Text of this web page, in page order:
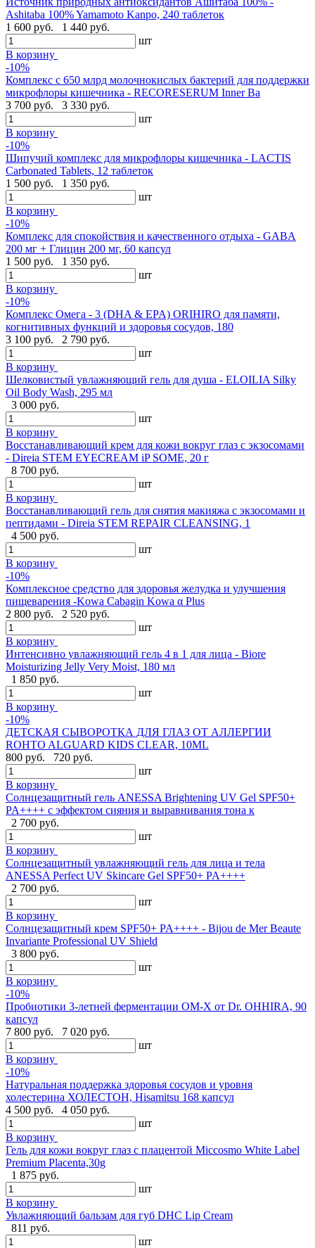
Ashitaba 100% Yamamoto Kanpo, 240 таблеток
1 600 руб.
1 440 руб.
шт
В корзину
-10%
Комплекс с 650 млрд молочнокислых бактерий для поддержки
микрофлоры кишечника - RECORESERUM Inner Ba
3 700 руб.
3 330 руб.
шт
В корзину
-10%
Шипучий комплекс для микрофлоры кишечника - LACTIS
Carbonated Tablets, 12 таблеток
1 500 руб.
1 350 руб.
шт
В корзину
-10%
Комплекс для спокойствия и качественного отдыха - GABA
200 мг + Глицин 200 мг, 60 капсул
1 500 руб.
1 350 руб.
шт
В корзину
-10%
Комплекс Омега - 3 (DHA & EPA) ORIHIRO для памяти,
когнитивных функций и здоровья сосудов, 180
3 100 руб.
2 790 руб.
шт
В корзину
Шелковистый увлажняющий гель для душа - ELOILIA Silky
Oil Body Wash, 295 мл
3 000 руб.
шт
В корзину
Восстанавливающий крем для кожи вокруг глаз с экзосомами
- Direia STEM EYECREAM iP SOME, 20 г
8 700 руб.
шт
В корзину
Восстанавливающий гель для снятия макияжа с экзосомами и
пептидами - Direia STEM REPAIR CLEANSING, 1
4 500 руб.
шт
В корзину
-10%
Комплексное средство для здоровья желудка и улучшения
пищеварения -Kowa Cabagin Kowa α Plus
2 800 руб.
2 520 руб.
шт
В корзину
Интенсивно увлажняющий гель 4 в 1 для лица - Biore
Moisturizing Jelly Very Moist, 180 мл
1 850 руб.
шт
В корзину
-10%
ДЕТСКАЯ СЫВОРОТКА ДЛЯ ГЛАЗ ОТ АЛЛЕРГИИ
ROHTO ALGUARD KIDS CLEAR, 10ML
800 руб.
720 руб.
шт
В корзину
Солнцезащитный гель ANESSA Brightening UV Gel SPF50+
PA++++ с эффектом сияния и выравнивания тона к
2 700 руб.
шт
В корзину
Солнцезащитный увлажняющий гель для лица и тела
ANESSA Perfect UV Skincare Gel SPF50+ PA++++
2 700 руб.
шт
В корзину
Cолнцезащитный крем SPF50+ PA++++ - Bijou de Mer Beaute
Invariante Professional UV Shield
3 800 руб.
шт
В корзину
-10%
Пробиотики 3-летней ферментации OM-X от Dr. OHHIRA, 90
капсул
7 800 руб.
7 020 руб.
шт
В корзину
-10%
Натуральная поддержка здоровья сосудов и уровня
холестерина ХОЛЕСТОН, Hisamitsu 168 капсул
4 500 руб.
4 050 руб.
шт
В корзину
Гель для кожи вокруг глаз с плацентой Miccosmo White Label
Premium Placenta,30g
1 875 руб.
шт
В корзину
Увлажняющий бальзам для губ DHC Lip Cream
811 руб.
шт